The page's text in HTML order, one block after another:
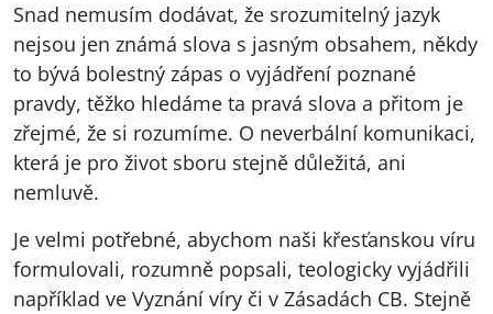
Snad nemusím dodávat, že srozumitelný jazyk
nejsou jen známá slova s jasným obsahem, někdy
to bývá bolestný zápas o vyjádření poznané
pravdy, těžko hledáme ta pravá slova a přitom je
zřejmé, že si rozumíme. O neverbální komunikaci,
která je pro život sboru stejně důležitá, ani
nemluvě.
Je velmi potřebné, abychom naši křesťanskou víru
formulovali, rozumně popsali, teologicky vyjádřili
například ve Vyznání víry či v Zásadách CB. Stejně